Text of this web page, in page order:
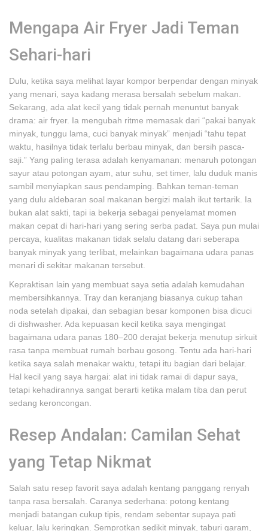
Mengapa Air Fryer Jadi Teman
Sehari-hari
Dulu, ketika saya melihat layar kompor berpendar dengan minyak
yang menari, saya kadang merasa bersalah sebelum makan.
Sekarang, ada alat kecil yang tidak pernah menuntut banyak
drama: air fryer. Ia mengubah ritme memasak dari “pakai banyak
minyak, tunggu lama, cuci banyak minyak” menjadi “tahu tepat
waktu, hasilnya tidak terlalu berbau minyak, dan bersih pasca-
saji.” Yang paling terasa adalah kenyamanan: menaruh potongan
sayur atau potongan ayam, atur suhu, set timer, lalu duduk manis
sambil menyiapkan saus pendamping. Bahkan teman-teman
yang dulu aldebaran soal makanan bergizi malah ikut tertarik. Ia
bukan alat sakti, tapi ia bekerja sebagai penyelamat momen
makan cepat di hari-hari yang sering serba padat. Saya pun mulai
percaya, kualitas makanan tidak selalu datang dari seberapa
banyak minyak yang terlibat, melainkan bagaimana udara panas
menari di sekitar makanan tersebut.
Kepraktisan lain yang membuat saya setia adalah kemudahan
membersihkannya. Tray dan keranjang biasanya cukup tahan
noda setelah dipakai, dan sebagian besar komponen bisa dicuci
di dishwasher. Ada kepuasan kecil ketika saya mengingat
bagaimana udara panas 180–200 derajat bekerja menutup sirkuit
rasa tanpa membuat rumah berbau gosong. Tentu ada hari-hari
ketika saya salah menakar waktu, tetapi itu bagian dari belajar.
Hal kecil yang saya hargai: alat ini tidak ramai di dapur saya,
tetapi kehadirannya sangat berarti ketika malam tiba dan perut
sedang keroncongan.
Resep Andalan: Camilan Sehat
yang Tetap Nikmat
Salah satu resep favorit saya adalah kentang panggang renyah
tanpa rasa bersalah. Caranya sederhana: potong kentang
menjadi batangan cukup tipis, rendam sebentar supaya pati
keluar, lalu keringkan. Semprotkan sedikit minyak, taburi garam,